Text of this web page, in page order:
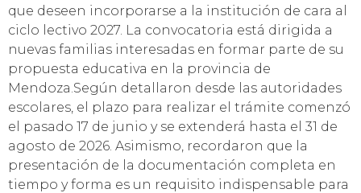
que deseen incorporarse a la institución de cara al
ciclo lectivo 2027. La convocatoria está dirigida a
nuevas familias interesadas en formar parte de su
propuesta educativa en la provincia de
Mendoza.Según detallaron desde las autoridades
escolares, el plazo para realizar el trámite comenzó
el pasado 17 de junio y se extenderá hasta el 31 de
agosto de 2026. Asimismo, recordaron que la
presentación de la documentación completa en
tiempo y forma es un requisito indispensable para